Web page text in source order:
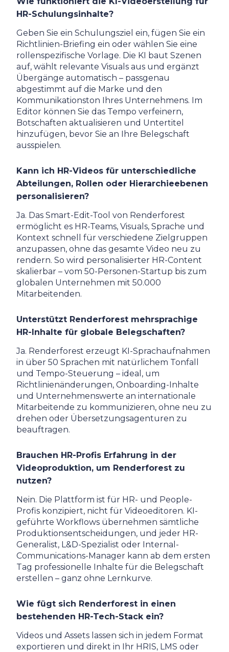
HR-Schulungsinhalte?
Geben Sie ein Schulungsziel ein, fügen Sie ein
Richtlinien-Briefing ein oder wählen Sie eine
rollenspezifische Vorlage. Die KI baut Szenen
auf, wählt relevante Visuals aus und ergänzt
Übergänge automatisch – passgenau
abgestimmt auf die Marke und den
Kommunikationston Ihres Unternehmens. Im
Editor können Sie das Tempo verfeinern,
Botschaften aktualisieren und Untertitel
hinzufügen, bevor Sie an Ihre Belegschaft
ausspielen.
Kann ich HR-Videos für unterschiedliche
Abteilungen, Rollen oder Hierarchieebenen
personalisieren?
Ja. Das Smart-Edit-Tool von Renderforest
ermöglicht es HR-Teams, Visuals, Sprache und
Kontext schnell für verschiedene Zielgruppen
anzupassen, ohne das gesamte Video neu zu
rendern. So wird personalisierter HR-Content
skalierbar – vom 50-Personen-Startup bis zum
globalen Unternehmen mit 50.000
Mitarbeitenden.
Unterstützt Renderforest mehrsprachige
HR-Inhalte für globale Belegschaften?
Ja. Renderforest erzeugt KI-Sprachaufnahmen
in über 50 Sprachen mit natürlichem Tonfall
und Tempo-Steuerung – ideal, um
Richtlinienänderungen, Onboarding-Inhalte
und Unternehmenswerte an internationale
Mitarbeitende zu kommunizieren, ohne neu zu
drehen oder Übersetzungsagenturen zu
beauftragen.
Brauchen HR-Profis Erfahrung in der
Videoproduktion, um Renderforest zu
nutzen?
Nein. Die Plattform ist für HR- und People-
Profis konzipiert, nicht für Videoeditoren. KI-
geführte Workflows übernehmen sämtliche
Produktionsentscheidungen, und jeder HR-
Generalist, L&D-Spezialist oder Internal-
Communications-Manager kann ab dem ersten
Tag professionelle Inhalte für die Belegschaft
erstellen – ganz ohne Lernkurve.
Wie fügt sich Renderforest in einen
bestehenden HR-Tech-Stack ein?
Videos und Assets lassen sich in jedem Format
exportieren und direkt in Ihr HRIS, LMS oder